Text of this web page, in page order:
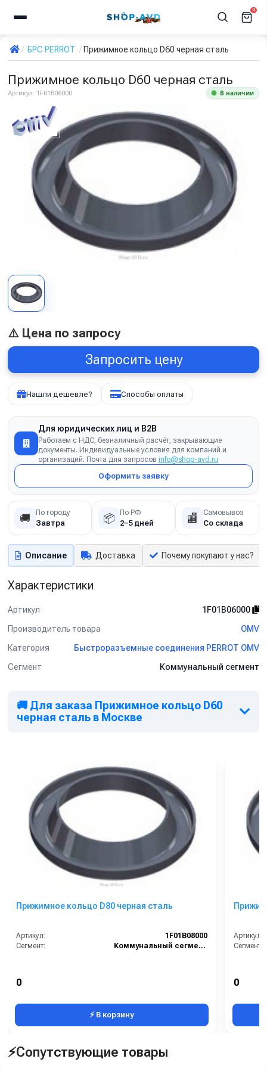
0
БРС PERROT Прижимное кольцо D60 черная сталь
Прижимное кольцо D60 черная сталь
Артикул: 1F01B06000 В наличии
⚠️ Цена по запросу
Запросить цену
Нашли дешевле? Способы оплаты
Для юридических лиц и B2B
Работаем с НДС, безналичный расчёт, закрывающие
документы. Индивидуальные условия для компаний и
организаций. Почта для запросов info@shop-avd.ru
Оформить заявку
🚚 По городу
Завтра 📦 По РФ
2–5 дней 🏬 Самовывоз
Со склада
Описание Доставка Почему покупают у нас?
Характеристики
Артикул
1F01B06000
Производитель товара
OMV
Категория
Быстроразъемные соединения PERROT OMV
Сегмент
Коммунальный сегмент
🚚 Для заказа Прижимное кольцо D60
черная сталь в Москве
Прижимное кольцо D80 черная сталь
Артикул:
1F01B08000
Сегмент:
Коммунальный сегмент
0
⚡ В корзину
Артикул:
Сегмент:
0
⚡Сопутствующие товары